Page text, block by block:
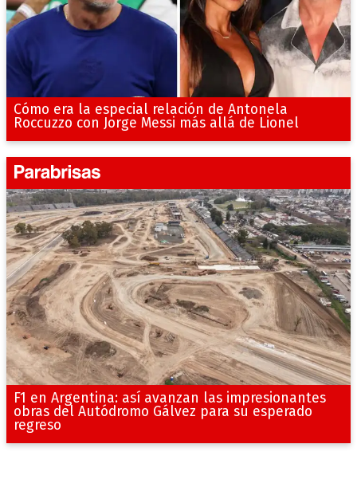
Cómo era la especial relación de Antonela
Roccuzzo con Jorge Messi más allá de Lionel
F1 en Argentina: así avanzan las impresionantes
obras del Autódromo Gálvez para su esperado
regreso